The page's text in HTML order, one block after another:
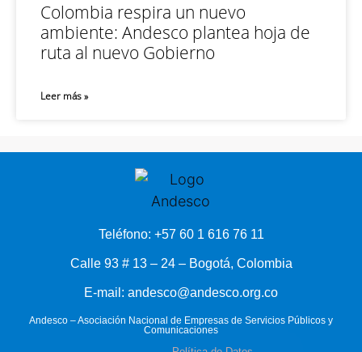
Colombia respira un nuevo
ambiente: Andesco plantea hoja de
ruta al nuevo Gobierno
Leer más »
Teléfono: +57 60 1 616 76 11
Calle 93 # 13 – 24 – Bogotá, Colombia
E-mail: andesco@andesco.org.co
Andesco – Asociación Nacional de Empresas de Servicios Públicos y
Comunicaciones